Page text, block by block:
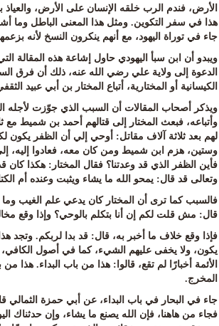
الأرض، فندم الرب خلقه الإنسان على الأرض،
هذا في سفر التكوين.ومثل هذا المعنى الباطل وما
جاء في توراة اليهود، مع أنهم ينكرون النسخ لأنه
ويبدو أن ابن سبأ اليهودي حاول إشاعة هذه المقالة
الدعوة إلى ولاية علي رضي الله عنه، ذلك أن فرق
الكيسانية أو المختارية، أتباع المختار بن أبي عبيد
ويذكر أصحاب المقالات أن السبب الذي جوّزت لأجله
وأتباعه، فبعث المختار إلى قتالهم أحمد بن شميط مع
لهم بعد ثلاثة آلاف مقاتل: أوحي إلي أن الظفر يكون
وستين، هزم ابن شميط ومن كان معه، فعادوا إليه، إلى
فأين الظفر الذي قد وعدتنا؟ فقال المختار :هكذا كان
وتعالى قد قال: يمحو الله ما يشاء ويثبت وعنده أم
فالسبب كما ترى أن المختار كان يدعي علم الغيب وما
قال: مش قلت لكم إن أنا بتكلم بالوحي؟ وإذا وقع
فإذا وقع خلاف ما أخبر به، قال:قد بدا لربكم.وتجد
يكون، ولا يخفى عليهم الشيء، كما في أصول
الأئمة أخبارًا لم تقع، قالوا: هذا من باب البداء.
المخرج.
جاء في البحار في باب البداء، عن أبي حمزة الثمالي
فجاء من هاهنا، فإن الله يصنع ما يشاء، وإن حدثناك